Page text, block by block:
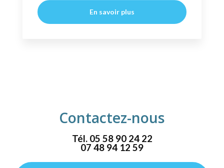
En savoir plus
Contactez-nous
Tél. 05 58 90 24 22
07 48 94 12 59